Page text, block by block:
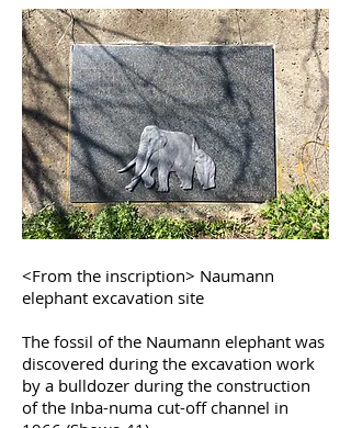
<From the inscription> Naumann
elephant excavation site
The fossil of the Naumann elephant was
discovered during the excavation work
by a bulldozer during the construction
of the Inba-numa cut-off channel in